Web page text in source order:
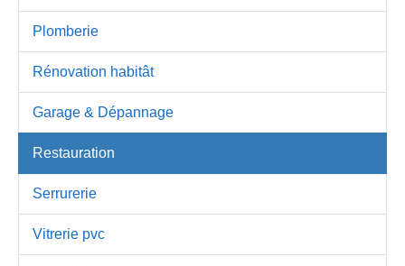
Plomberie
Rénovation habitât
Garage & Dépannage
Restauration
Serrurerie
Vitrerie pvc